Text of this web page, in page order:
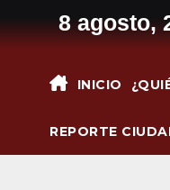
al
8 agosto,
INICIO
REPORTE